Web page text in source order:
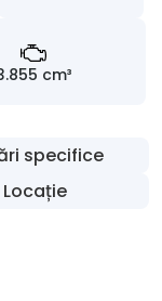
cm³
specifice
Locație